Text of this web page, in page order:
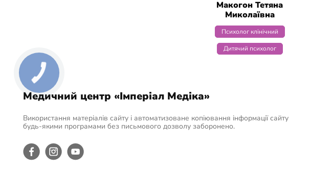
Макогон Тетяна
Миколаївна
Психолог клінічний
Дитячий психолог
Медичний центр «Імперіал Медіка»
Використання матеріалів сайту і автоматизоване копіювання інформації сайту
будь-якими програмами без письмового дозволу заборонено.